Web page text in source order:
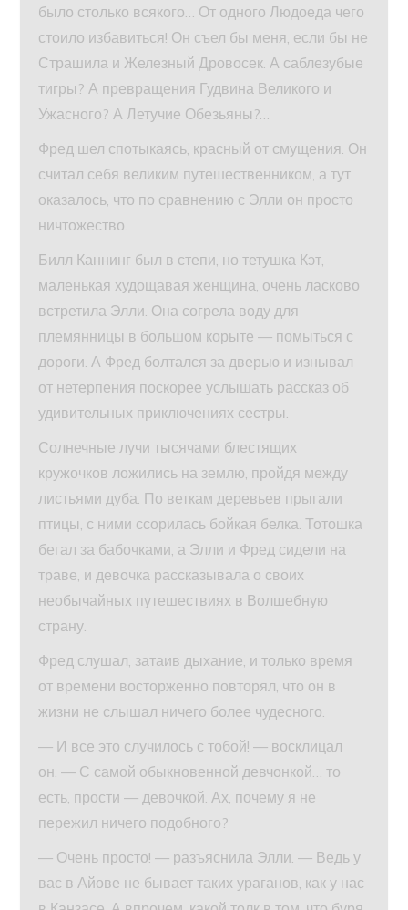
было столько всякого… От одного Людоеда чего
стоило избавиться! Он съел бы меня, если бы не
Страшила и Железный Дровосек. А саблезубые
тигры? А превращения Гудвина Великого и
Ужасного? А Летучие Обезьяны?…
Фред шел спотыкаясь, красный от смущения. Он
считал себя великим путешественником, а тут
оказалось, что по сравнению с Элли он просто
ничтожество.
Билл Каннинг был в степи, но тетушка Кэт,
маленькая худощавая женщина, очень ласково
встретила Элли. Она согрела воду для
племянницы в большом корыте — помыться с
дороги. А Фред болтался за дверью и изнывал
от нетерпения поскорее услышать рассказ об
удивительных приключениях сестры.
Солнечные лучи тысячами блестящих
кружочков ложились на землю, пройдя между
листьями дуба. По веткам деревьев прыгали
птицы, с ними ссорилась бойкая белка. Тотошка
бегал за бабочками, а Элли и Фред сидели на
траве, и девочка рассказывала о своих
необычайных путешествиях в Волшебную
страну.
Фред слушал, затаив дыхание, и только время
от времени восторженно повторял, что он в
жизни не слышал ничего более чудесного.
— И все это случилось с тобой! — восклицал
он. — С самой обыкновенной девчонкой… то
есть, прости — девочкой. Ах, почему я не
пережил ничего подобного?
— Очень просто! — разъяснила Элли. — Ведь у
вас в Айове не бывает таких ураганов, как у нас